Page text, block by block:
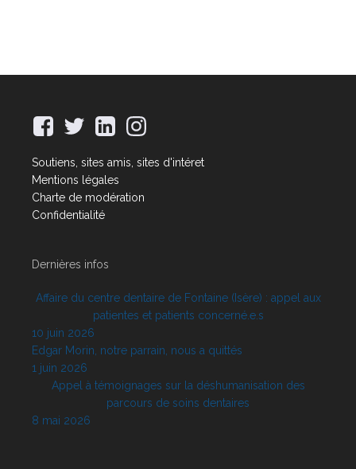
Soutiens, sites amis, sites d'intéret
Mentions légales
Charte de modération
Confidentialité
Dernières infos
Affaire du centre dentaire de Fontaine (Isère) : appel aux
patientes et patients concerné.e.s
10 juin 2026
Edgar Morin, notre parrain, nous a quittés
1 juin 2026
Appel à témoignages sur la déshumanisation des
parcours de soins dentaires
8 mai 2026